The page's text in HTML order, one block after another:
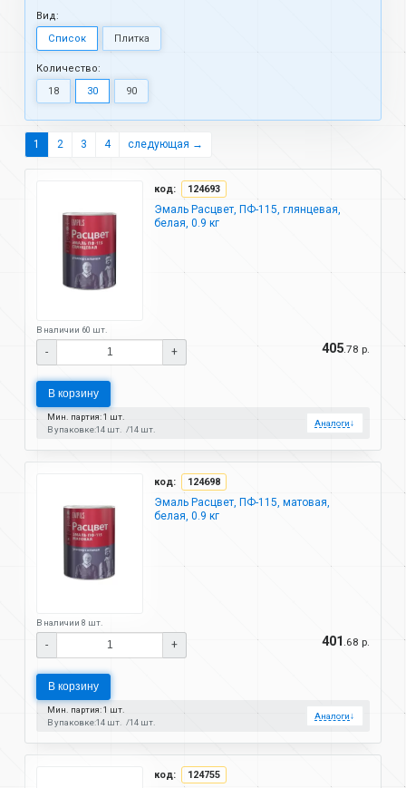
Вид:
Список
Плитка
Количество:
18
30 90
1 2 3 4 следующая →
код: 124693
Эмаль Расцвет, ПФ-115, глянцевая,
белая, 0.9 кг
В наличии 60 шт.
- + 405.78 р.
В корзину
Мин. партия: 1 шт.
В упаковке:14 шт. 14 шт.
Аналоги↓
код: 124698
Эмаль Расцвет, ПФ-115, матовая,
белая, 0.9 кг
В наличии 8 шт.
- + 401 .68 р.
В корзину
Мин. партия: 1 шт.
В упаковке:14 шт. 14 шт.
Аналоги↓
код: 124755